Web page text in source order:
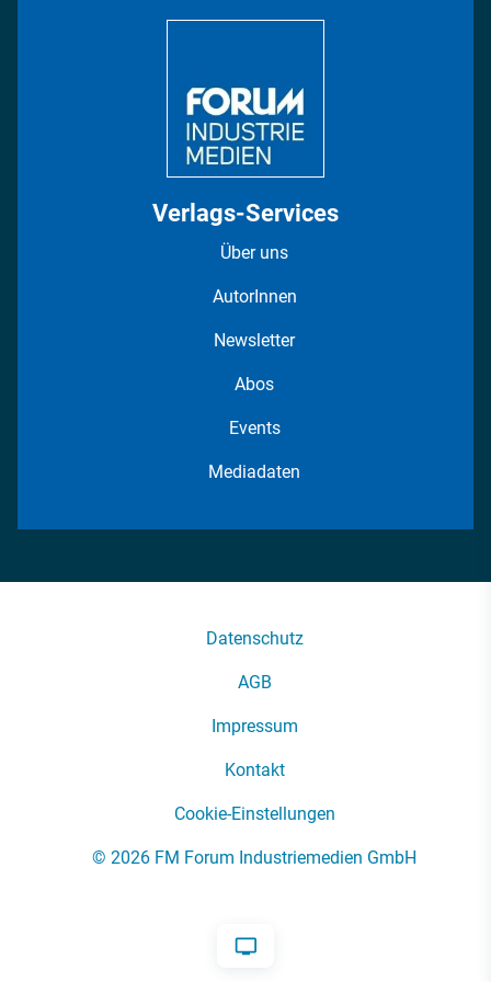
Verlags-Services
Über uns
AutorInnen
Newsletter
Abos
Events
Mediadaten
Datenschutz
AGB
Impressum
Kontakt
Cookie-Einstellungen
© 2026 FM Forum Industriemedien GmbH